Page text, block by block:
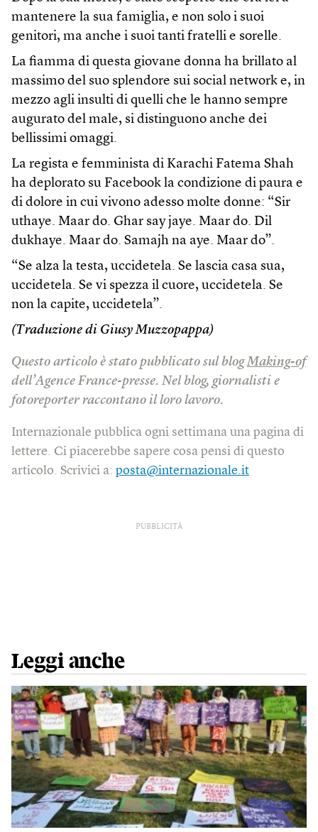
mantenere la sua famiglia, e non solo i suoi
genitori, ma anche i suoi tanti fratelli e sorelle.
La fiamma di questa giovane donna ha brillato al
massimo del suo splendore sui social network e, in
mezzo agli insulti di quelli che le hanno sempre
augurato del male, si distinguono anche dei
bellissimi omaggi.
La regista e femminista di Karachi Fatema Shah
ha deplorato su Facebook la condizione di paura e
di dolore in cui vivono adesso molte donne: “Sir
uthaye. Maar do. Ghar say jaye. Maar do. Dil
dukhaye. Maar do. Samajh na aye. Maar do”.
“Se alza la testa, uccidetela. Se lascia casa sua,
uccidetela. Se vi spezza il cuore, uccidetela. Se
non la capite, uccidetela”.
(Traduzione di Giusy Muzzopappa)
Questo articolo è stato pubblicato sul blog Making-of
dell’Agence France-presse. Nel blog, giornalisti e
fotoreporter raccontano il loro lavoro.
Internazionale pubblica ogni settimana una pagina di
lettere. Ci piacerebbe sapere cosa pensi di questo
articolo. Scrivici a: posta@internazionale.it
PUBBLICITÀ
Leggi anche